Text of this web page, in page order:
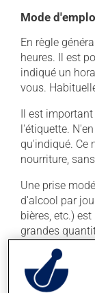
Mode
En règle
heures. Il est
indiqué un
vous.
Il est
l'étiquette.
qu'indiqué. Ce
nourriture,
Une prise
d'alcool par
bières, etc.)
grandes
problèmes au
Effets